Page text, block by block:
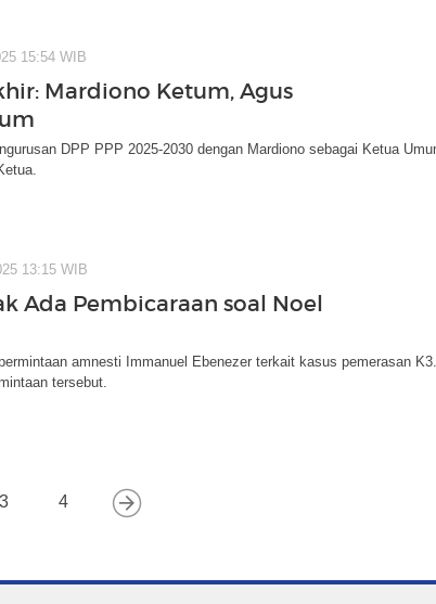
15:54 WIB
Mardiono Ketum, Agus
DPP PPP 2025-2030 dengan Mardiono sebagai Ketua
13:15 WIB
Ada Pembicaraan soal Noel
amnesti Immanuel Ebenezer terkait kasus pemerasan K3.
tersebut.
3 4